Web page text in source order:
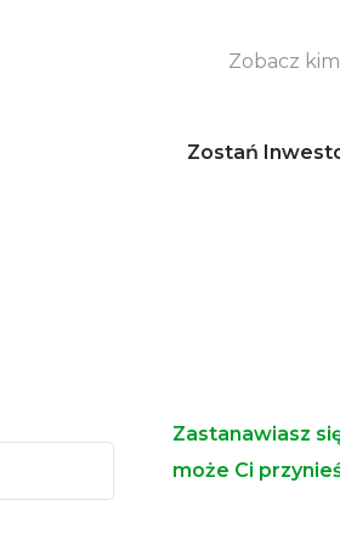
Zobacz
Zostań
Zastanawiasz
może Ci